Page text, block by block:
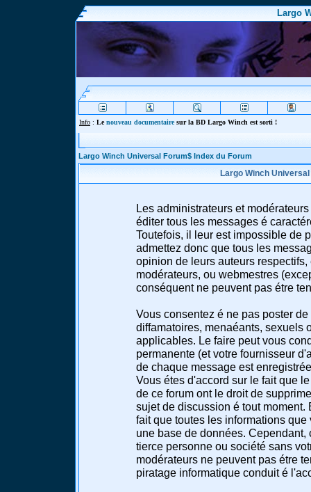
Largo
Info : Lenouveau documentairesur la BD Largo Winch est sorti !
Largo Winch Universal Forum$ Index du Forum
Largo Winch
Les administrateurs et
éditer tous les messages é
Toutefois, il leur est impossible de
admettez donc que tous les
opinion de leurs auteurs
modérateurs, ou webmestres
conséquent ne peuvent pas étre
Vous consentez é ne pas poster
diffamatoires, menaéants, sexuels
applicables. Le faire peut vous
permanente (et votre fournisseur
de chaque message est
Vous étes d'accord sur le fait que
de ce forum ont le droit de
sujet de discussion é tout
fait que toutes les informations
une base de données.
tierce personne ou société sans
modérateurs ne peuvent pas étre
piratage informatique conduit é